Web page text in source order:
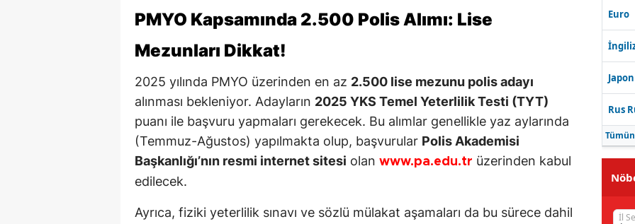
PMYO Kapsamında 2.500 Polis Alımı: Lise
Mezunları Dikkat!
2025 yılında PMYO üzerinden en az 2.500 lise mezunu polis adayı
alınması bekleniyor. Adayların 2025 YKS Temel Yeterlilik Testi (TYT)
puanı ile başvuru yapmaları gerekecek. Bu alımlar genellikle yaz aylarında
(Temmuz-Ağustos) yapılmakta olup, başvurular Polis Akademisi
Başkanlığı’nın resmi internet sitesi olan www.pa.edu.tr üzerinden kabul
edilecek.
Ayrıca, fiziki yeterlilik sınavı ve sözlü mülakat aşamaları da bu sürece dahil
Euro
Rus
İl